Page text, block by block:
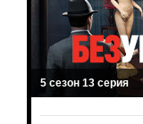
5 сезон 13 серия